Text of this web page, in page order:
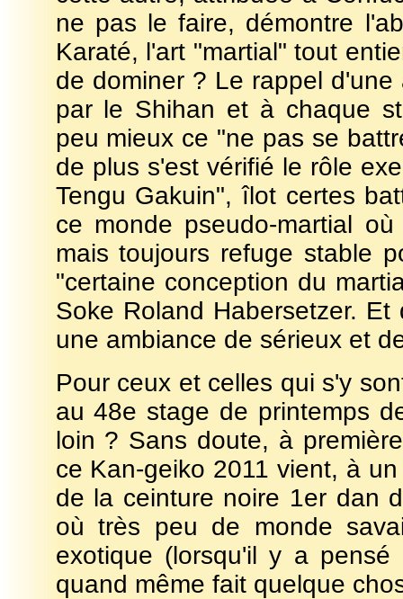
ne pas le faire, démontre
Karaté, l'art "martial" tout
de dominer ? Le rappel
par le Shihan et à chaque
peu mieux ce "ne pas se
de plus s'est vérifié le rôle
Tengu Gakuin", îlot certes
ce monde pseudo-martial
mais toujours refuge stable
"certaine conception du
Soke Roland Habersetzer.
une ambiance de sérieux et
Pour ceux et celles qui s'y
au 48e stage de printemps
loin ? Sans doute, à
ce Kan-geiko 2011 vient, à
de la ceinture noire 1er dan
où très peu de monde
exotique (lorsqu'il y a
quand même fait quelque